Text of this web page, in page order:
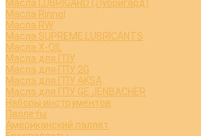
Масла LUBRIGARD (Лубригард)
Масла Rinnol
Масла RW
Масла SUPREME LUBRICANTS
Масла X-OIL
Масла для ГПУ
Масла для ГПУ 2G
Масла для ГПУ AKSA
Масла для ГПУ GE JENBACHER
Наборы инструментов
Паллеты
Американский паллет